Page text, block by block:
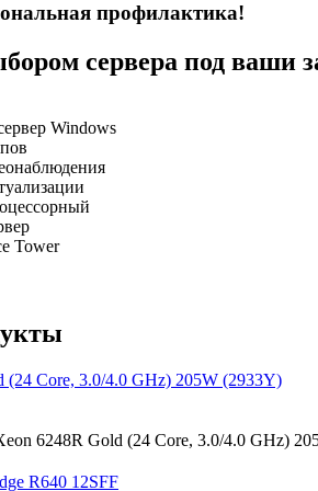
профилактика!
сервера под ваши
Windows
Tower
(24 Core, 3.0/4.0 GHz) 205W (2933Y)
6248R Gold (24 Core, 3.0/4.0 GHz)
R640 12SFF